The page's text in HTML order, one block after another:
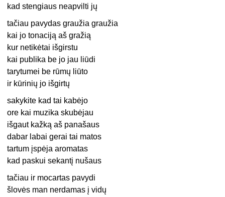
kad stengiaus neapvilti jų
tačiau pavydas graužia graužia
kai jo tonaciją aš gražią
kur netikėtai išgirstu
kai publika be jo jau liūdi
tarytumei be rūmų liūto
ir kūrinių jo išgirtų
sakykite kad tai kabėjo
ore kai muzika skubėjau
išgaut kažką aš panašaus
dabar labai gerai tai matos
tartum įspėja aromatas
kad paskui sekantį nušaus
tačiau ir mocartas pavydi
šlovės man nerdamas į vidų